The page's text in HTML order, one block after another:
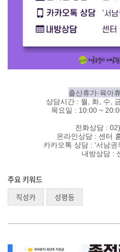
출산휴가·육아
상담시간 : 월, 화, 수,
목요일 : 10:00 ~
전화상담 :
온라인상담 : 센터
카카오톡 상담 : ‘서남권
내방상담 :
주요 키워드
직성카
성평등